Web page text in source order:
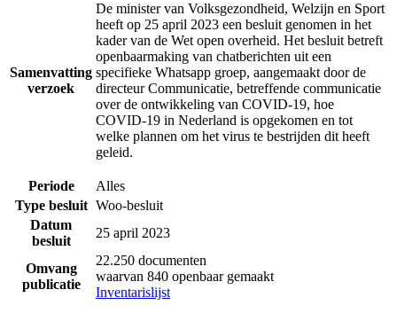
Samenvatting
verzoek
De minister van Volksgezondheid, Welzijn en Sport
heeft op 25 april 2023 een besluit genomen in het
kader van de Wet open overheid. Het besluit betreft
openbaarmaking van chatberichten uit een
specifieke Whatsapp groep, aangemaakt door de
directeur Communicatie, betreffende communicatie
over de ontwikkeling van COVID-19, hoe
COVID-19 in Nederland is opgekomen en tot
welke plannen om het virus te bestrijden dit heeft
geleid.
Periode
Alles
Type besluit Woo-besluit
Datum
besluit
25 april 2023
Omvang
publicatie
22.250 documenten
waarvan 840 openbaar gemaakt
Inventarislijst